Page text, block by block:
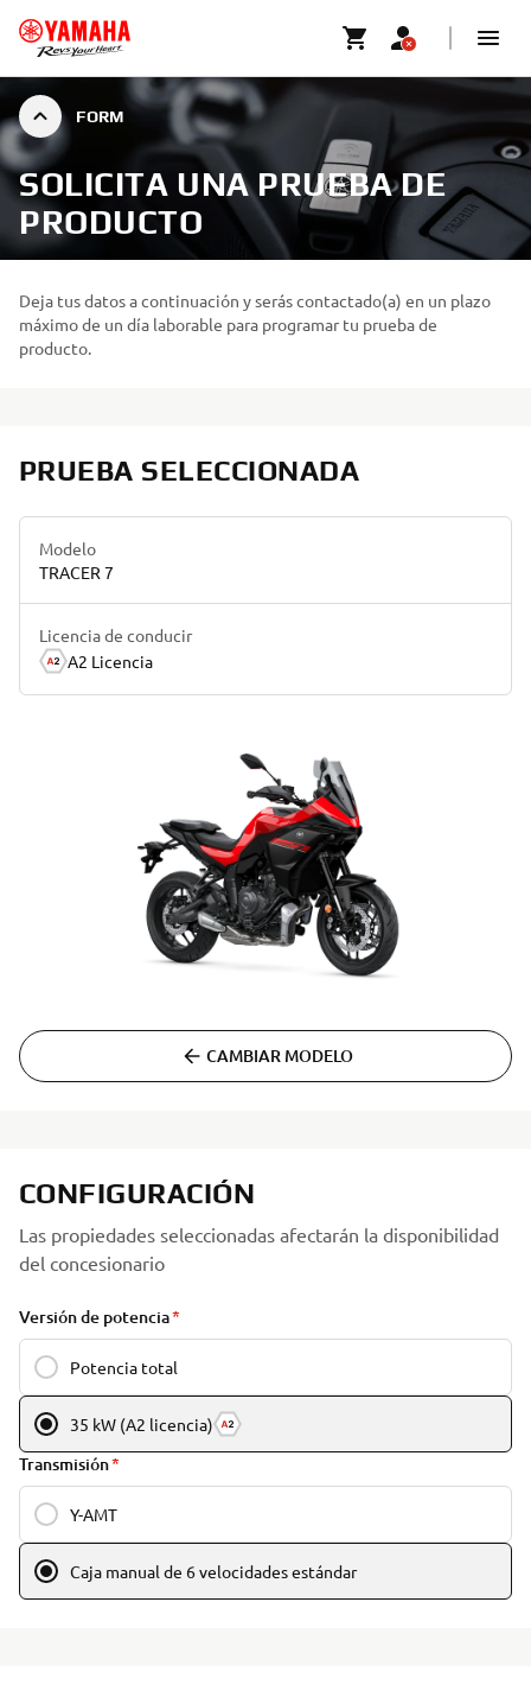
FORM
SOLICITA UNA PRUEBA DE
PRODUCTO
Deja tus datos a continuación y serás contactado(a) en un plazo
máximo de un día laborable para programar tu prueba de
producto.
CONFIGURACIÓN
Las propiedades seleccionadas afectarán la disponibilidad
del concesionario
Versión de potencia
Potencia total
35 kW (A2 licencia)
Transmisión
Y-AMT
Caja manual de 6 velocidades estándar
PRUEBA SELECCIONADA
Modelo
TRACER 7
Licencia de conducir
A2 Licencia
CAMBIAR MODELO